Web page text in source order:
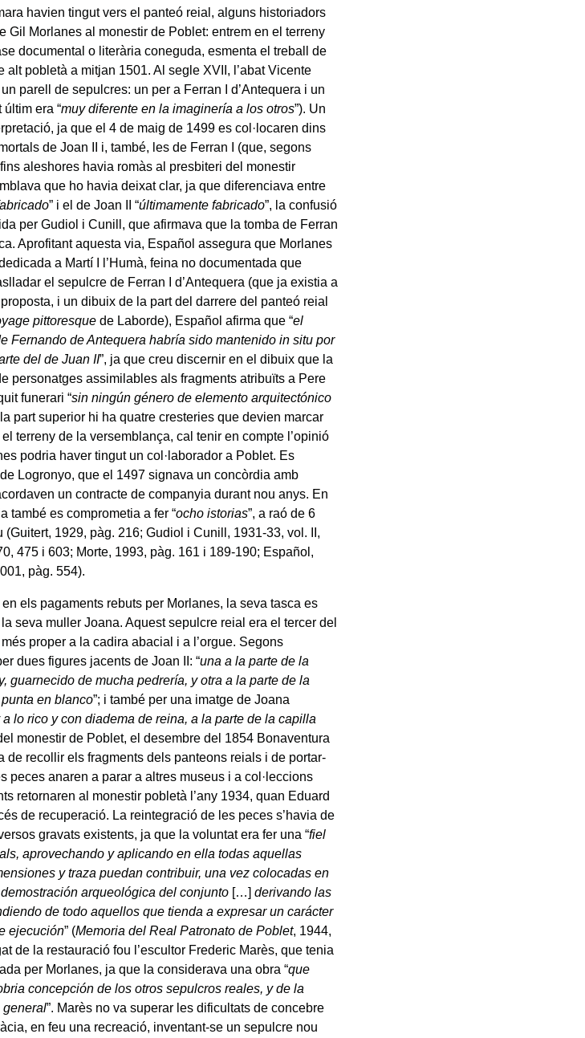
havien tingut vers el panteó reial, alguns historiadors
Gil Morlanes al monestir de Poblet: entrem en el terreny
documental o literària coneguda, esmenta el treball de
alt pobletà a mitjan 1501. Al segle XVII, l’abat Vicente
parell de sepulcres: un per a Ferran I d’Antequera i un
era “muy diferente en la imaginería a los otros”). Un
ja que el 4 de maig de 1499 es col·locaren dins
de Joan II i, també, les de Ferran I (que, segons
aleshores havia romàs al presbiteri del monestir
que ho havia deixat clar, ja que diferenciava entre
” i el de Joan II “últimamente fabricado”, la confusió
per Gudiol i Cunill, que afirmava que la tomba de Ferran
Aprofitant aquesta via, Español assegura que Morlanes
a Martí I l’Humà, feina no documentada que
el sepulcre de Ferran I d’Antequera (que ja existia a
i un dibuix de la part del darrere del panteó reial
pittoresque de Laborde), Español afirma que “el
Fernando de Antequera habría sido mantenido in situ por
del de Juan II”, ja que creu discernir en el dibuix que la
personatges assimilables als fragments atribuïts a Pere
funerari “sin ningún género de elemento arquitectónico
part superior hi ha quatre cresteries que devien marcar
terreny de la versemblança, cal tenir en compte l’opinió
podria haver tingut un col·laborador a Poblet. Es
de Logronyo, que el 1497 signava un concòrdia amb
un contracte de companyia durant nou anys. En
també es comprometia a fer “ocho istorias”, a raó de 6
1929, pàg. 216; Gudiol i Cunill, 1931-33, vol. II,
475 i 603; Morte, 1993, pàg. 161 i 189-190; Español,
pàg. 554).
els pagaments rebuts per Morlanes, la seva tasca es
seva muller Joana. Aquest sepulcre reial era el tercer del
proper a la cadira abacial i a l’orgue. Segons
dues figures jacents de Joan II: “una a la parte de la
guarnecido de mucha pedrería, y otra a la parte de la
en blanco”; i també per una imatge de Joana
a lo rico y con diadema de reina, a la parte de la capilla
monestir de Poblet, el desembre del 1854 Bonaventura
de recollir els fragments dels panteons reials i de portar-
peces anaren a parar a altres museus i a col·leccions
retornaren al monestir pobletà l’any 1934, quan Eduard
de recuperació. La reintegració de les peces s’havia de
gravats existents, ja que la voluntat era fer una “fiel
aprovechando y aplicando en ella todas aquellas
y traza puedan contribuir, una vez colocadas en
arqueológica del conjunto […]derivando las
de todo aquellos que tienda a expresar un carácter
ejecución” (Memoria del Real Patronato de Poblet, 1944,
de la restauració fou l’escultor Frederic Marès, que tenia
per Morlanes, ja que la considerava una obra “que
concepción de los otros sepulcros reales, y de la
general”. Marès no va superar les dificultats de concebre
en feu una recreació, inventant-se un sepulcre nou